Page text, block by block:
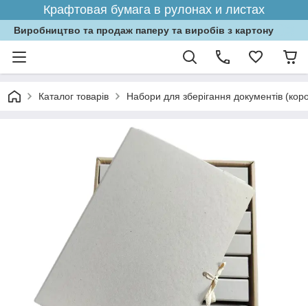
Крафтовая бумага в рулонах и листах
Виробництво та продаж паперу та виробів з картону
Каталог товарів Набори для зберігання документів